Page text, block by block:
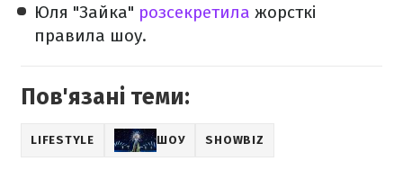
Юля "Зайка" розсекретила жорсткі
правила шоу.
Пов'язані теми:
LIFESTYLE ШОУ SHOWBIZ